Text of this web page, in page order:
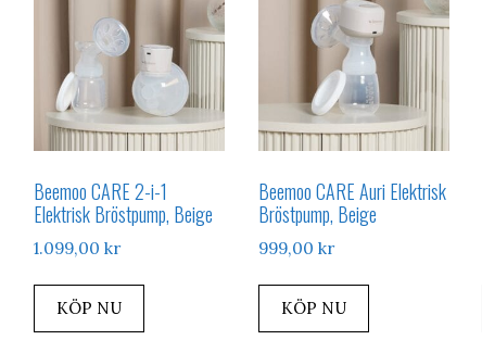
Beemoo CARE 2-i-1
Elektrisk Bröstpump, Beige
1.099,00 kr
KÖP NU
Beemoo CARE Auri Elektrisk
Bröstpump, Beige
999,00 kr
KÖP NU